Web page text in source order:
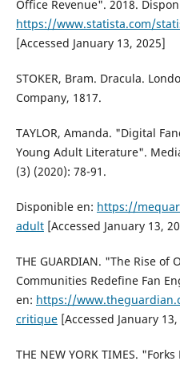
Office Revenue". 2018.
https://www.statista.com/
[Accessed January 13, 2025]
STOKER, Bram. Dracula.
Company, 1817.
TAYLOR, Amanda. "Digital
Young Adult Literature".
(3) (2020): 78-91.
Disponible en: https://
adult[Accessed January 13,
THE GUARDIAN. "The Rise
Communities Redefine Fan
en: https://
critique[Accessed January 13,
THE NEW YORK TIMES.